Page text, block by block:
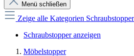
Menü schließen
Zeige alle Kategorien Schraubstopper
Schraubstopper anzeigen
Möbelstopper